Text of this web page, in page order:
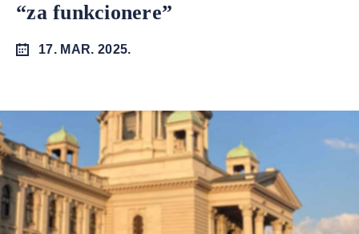
“za funkcionere”
17. MAR. 2025.